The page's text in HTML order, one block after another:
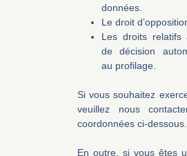
données.
Le droit
Les droits
de décision
au profilage.
Si vous souhaitez
veuillez nous
coordonnées ci-dessous.
En outre, si vous êtes